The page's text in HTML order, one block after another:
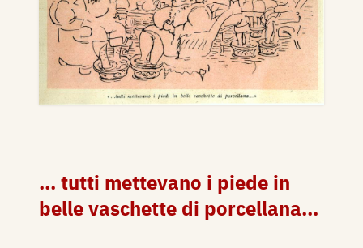
... tutti mettevano i piede in
belle vaschette di porcellana...